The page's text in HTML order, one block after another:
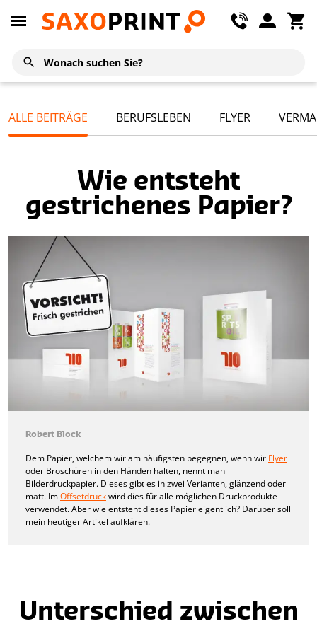
ALLE BEITRÄGE BERUFSLEBEN FLYER
Wie entsteht
gestrichenes Papier?
Robert Block
Dem Papier, welchem wir am häufigsten begegnen, wenn wir Flyer
oder Broschüren in den Händen halten, nennt man
Bilderdruckpapier. Dieses gibt es in zwei Verianten, glänzend oder
matt. ImOffsetdruckwird dies für alle möglichen Druckprodukte
verwendet. Aber wie entsteht dieses Papier eigentlich? Darüber soll
mein heutiger Artikel aufklären.
Unterschied zwischen